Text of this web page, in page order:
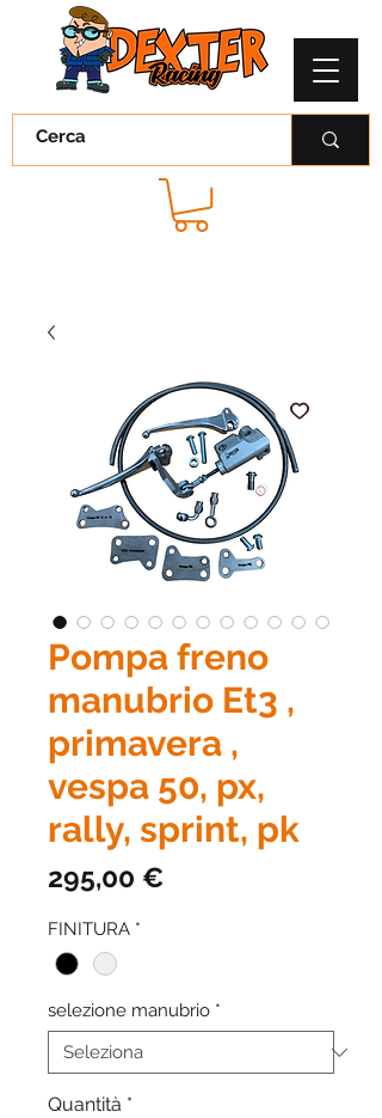
Pompa freno
manubrio Et3 ,
primavera ,
vespa 50, px,
rally, sprint, pk
295,00 €Prezzo
FINITURA *
selezione manubrio *
Quantità *